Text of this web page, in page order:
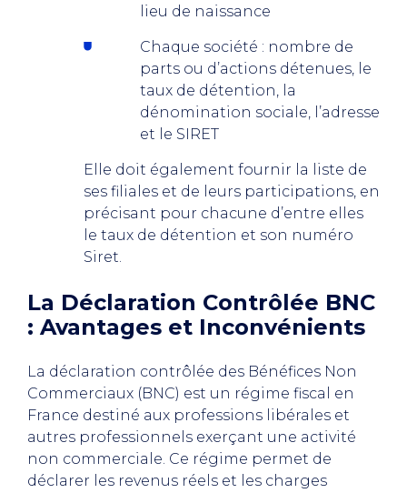
lieu de naissance
Chaque société : nombre de
parts ou d’actions détenues, le
taux de détention, la
dénomination sociale, l’adresse
et le SIRET
Elle doit également fournir la liste de
ses filiales et de leurs participations, en
précisant pour chacune d’entre elles
le taux de détention et son numéro
Siret.
La Déclaration Contrôlée BNC
: Avantages et Inconvénients
La déclaration contrôlée des Bénéfices Non
Commerciaux (BNC) est un régime fiscal en
France destiné aux professions libérales et
autres professionnels exerçant une activité
non commerciale. Ce régime permet de
déclarer les revenus réels et les charges